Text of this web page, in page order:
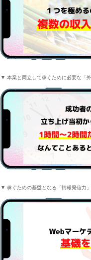
▼ 本業と両立して稼ぐために必要な「
▼ 稼ぐための基盤となる「情報発信力